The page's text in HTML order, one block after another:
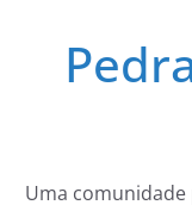
Uma